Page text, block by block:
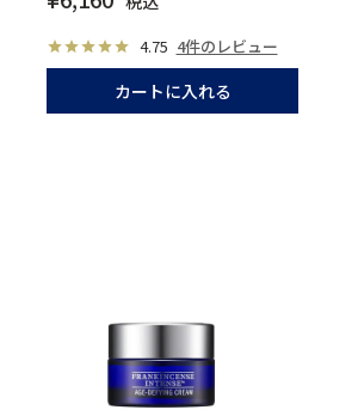
4.75 4件のレビュー
カートに入れる